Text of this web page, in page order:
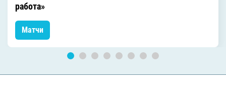
работа»
Матчи